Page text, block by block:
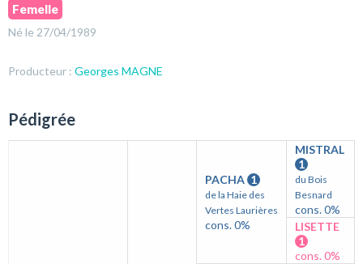
Femelle
Né le 27/04/1989
Producteur : Georges MAGNE
Pédigrée
PACHA 1
de la Haie des
Vertes Laurières
cons. 0%
MISTRAL
1
du Bois
Besnard
cons. 0%
LISETTE
1
cons. 0%